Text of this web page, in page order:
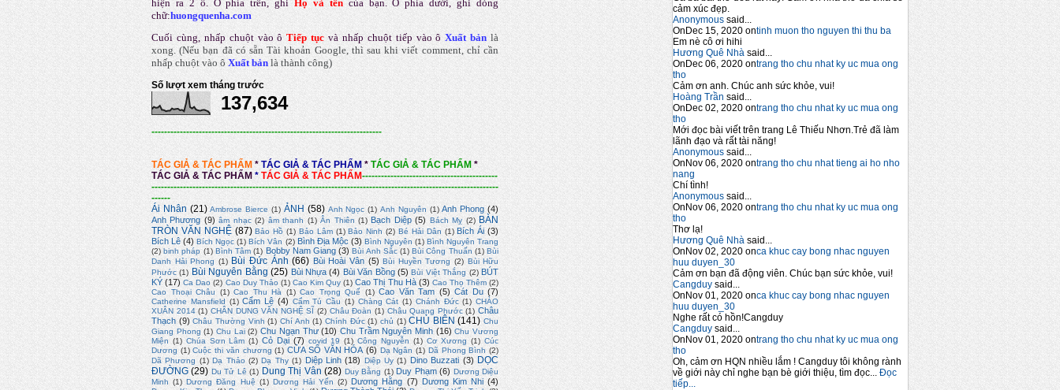
cảm xúc đẹp.
Anonymous said...
OnDec 15, 2020 ontinh muon tho nguyen thi thu ba
Em nè cô ơi hihi
Hương Quê Nhà said...
OnDec 06, 2020 ontrang tho chu nhat ky uc mua ong
tho
Cảm ơn anh. Chúc anh sức khỏe, vui!
Hoàng Trần said...
OnDec 02, 2020 ontrang tho chu nhat ky uc mua ong
tho
Mới đọc bài viết trên trang Lê Thiếu Nhơn.Trẻ đã làm
lãnh đạo và rất tài năng!
Anonymous said...
OnNov 06, 2020 ontrang tho chu nhat tieng ai ho nho
nang
Chí tình!
Anonymous said...
OnNov 06, 2020 ontrang tho chu nhat ky uc mua ong
tho
Thơ lạ!
Hương Quê Nhà said...
OnNov 02, 2020 onca khuc cay bong nhac nguyen
huu duyen_30
Cảm ơn bạn đã động viên. Chúc bạn sức khỏe, vui!
Cangduy said...
OnNov 01, 2020 onca khuc cay bong nhac nguyen
huu duyen_30
Nghe rất có hồn!Cangduy
Cangduy said...
OnNov 01, 2020 ontrang tho chu nhat ky uc mua ong
tho
Oh, cảm ơn HQN nhiều lắm ! Cangduy tôi không rành
về giới này chỉ nghe bạn bè giới thiệu, tìm đọc... Đọc
tiếp...
hiện ra 2 ô. Ô phía trên, ghiHọ và tên của bạn. Ô phía dưới, ghi dòng
chữ:huongquenha.com
Cuối cùng, nhấp chuột vào ô Tiếp tục và nhấp chuột tiếp vào ôXuất bản là
xong.(Nếu bạn đã có sẵn Tài khoản Google, thì sau khi viết comment, chỉ cần
nhấp chuột vào ô Xuất bản là thành công)
Số lượt xem tháng trước
137,634
-------------------------------------------------------------------------
TÁC GIẢ & TÁC PHẨM * TÁC GIẢ & TÁC PHẨM * TÁC GIẢ & TÁC PHẨM *
TÁC GIẢ & TÁC PHẨM * TÁC GIẢ & TÁC PHẨM-------------------------------------------
--------------------------------------------------------------------------------------------------------------
------
Ái Nhân (21) Ambrose Bierce (1) ẢNH (58) Anh Ngọc (1) Anh Nguyên (1) Anh Phong (4)
Anh Phương (9) âm nhạc (2) âm thanh (1) Ân Thiên (1) Bạch Diệp (5) Bách Mỵ (2) BÀN
TRÒN VĂN NGHỆ (87) Bảo Hồ (1) Bảo Lâm (1) Bảo Ninh (2) Bé Hải Dân (1) Bích Ái (3)
Bích Lê (4) Bích Ngọc (1) Bích Vân (2) Bình Địa Mộc (3) Bình Nguyên (1) Bình Nguyên Trang
(2) binh pháp (1) Bình Tâm (1) Bobby Nam Giang (3) Bùi Anh Sắc (1) Bùi Công Thuấn (1) Bùi
Danh Hải Phong (1) Bùi Đức Ánh (66) Bùi Hoài Vân (5) Bùi Huyền Tương (2) Bùi Hữu
Phước (1) Bùi Nguyên Bằng (25) Bùi Nhựa (4) Bùi Văn Bồng (5) Bùi Việt Thắng (2) BÚT
KÝ (17) Ca Dao (2) Cao Duy Thảo (1) Cao Kim Quy (1) Cao Thị Thu Hà (3) Cao Thọ Thêm (2)
Cao Thoại Châu
(1) Cao Thu Hà (1) Cao Trọng Quế (1) Cao Văn Tam (5) Cát Du (7)
Catherine Mansfield (1) Cẩm Lệ (4) Cẩm Tú Cầu (1) Chàng Cát (1) Chánh Đức (1) CHÀO
XUÂN 2014 (1) CHÂN DUNG VĂN NGHỆ SĨ (2) Châu Đoàn (1) Châu Quang Phước (1) Châu
Thạch (9) Châu Thường Vinh (1) Chí Anh (1) Chính Đức (1) chủ (1) CHỦ BIÊN (141) Chu
Giang Phong (1) Chu Lai (2) Chu Ngạn Thư (10) Chu Trầm Nguyên Minh (16) Chu Vương
Miện (1) Chúa Sơn Lâm (1) Cỏ Dại (7) covid 19 (1) Công Nguyễn (1) Cơ Xương (1) Cúc
Dương (1) Cuộc thi văn chương (1) CỬA SỔ VĂN HÓA (6) Dạ Ngân (1) Dã Phong Bình (2)
Dã Phương (1) Dạ Thảo (2) Dạ Thy (1) Diệp Linh (18) Diệp Uy (1) Dino Buzzati (3) DỌC
ĐƯỜNG (29) Du Tử Lê (1) Dung Thị Vân (28) Duy Bằng (1) Duy Phạm (6) Dương Diệu
Minh (1) Dương Đăng Huệ (1) Dương Hải Yến (2) Dương Hằng (7) Dương Kim Nhi (4)